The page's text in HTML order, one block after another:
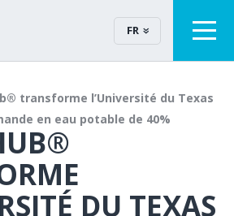
FR
transforme l’Université du Texas
en eau potable de 40%
DU TEXAS